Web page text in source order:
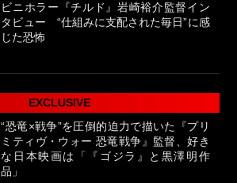
ビニホラー『チルド』岩崎裕介監督イン
タビュー “仕組みに支配された毎日”に感
じた恐怖
EXCLUSIVE
“恐竜×戦争”を圧倒的迫力で描いた『プリ
ミティヴ・ウォー 恐竜戦争』監督、好き
な日本映画は「『ゴジラ』と黒澤明作
品」